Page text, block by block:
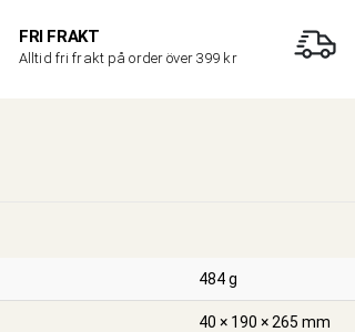
FRI FRAKT
Alltid fri frakt på order över 399 kr
484 g
40 × 190 × 265 mm